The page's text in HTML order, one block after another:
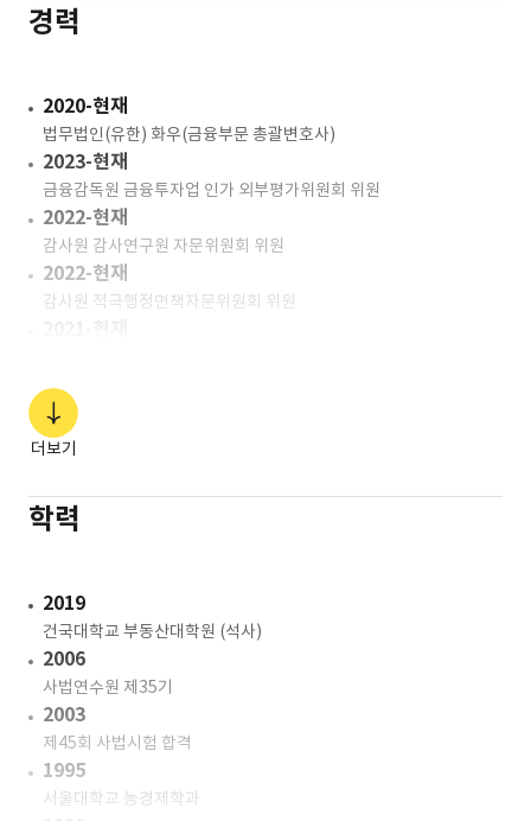
경력
2020-현재
법무법인(유한) 화우(금융부문 총괄변호사)
2023-현재
금융감독원 금융투자업 인가 외부평가위원회 위원
2022-현재
감사원 감사연구원 자문위원회 위원
2022-현재
감사원 적극행정면책자문위원회 위원
2020-현재
한국금융법학회 이사
2018-현재
2024-26
금융위원회 증권선물위원회 자본시장심의위원회 위원
2022
감사원 채용 시험위원
2018-20
법무법인(유) 율촌
2017 -18
금융감독원 자산운용감독실 신탁팀장
2015-17
금융감독원 특수은행검사국 검사팀장
더보기
학력
2019
건국대학교 부동산대학원 (석사)
2006
사법연수원 제35기
2003
제45회 사법시험 합격
1995
서울대학교 농경제학과